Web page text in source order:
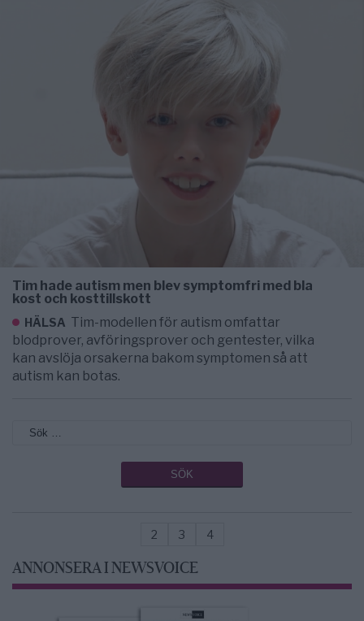
Tim hade autism men blev symptomfri med bla
kost och kosttillskott
HÄLSA Tim-modellen för autism omfattar
blodprover, avföringsprover och gentester, vilka
kan avslöja orsakerna bakom symptomen så att
autism kan botas.
2 3 4
ANNONSERA I NEWSVOICE